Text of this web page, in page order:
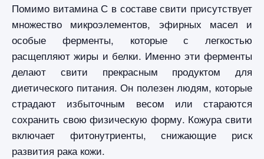
Помимо витамина С в составе свити присутствует
множество микроэлементов, эфирных масел и
особые ферменты, которые с легкостью
расщепляют жиры и белки. Именно эти ферменты
делают свити прекрасным продуктом для
диетического питания. Он полезен людям, которые
страдают избыточным весом или стараются
сохранить свою физическую форму. Кожура свити
включает фитонутриенты, снижающие риск
развития рака кожи.